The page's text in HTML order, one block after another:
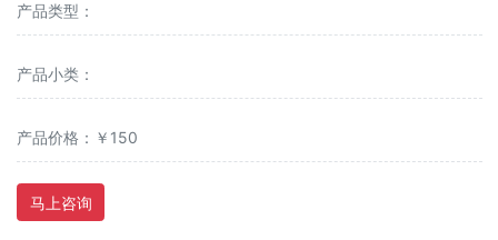
产品类型：
产品小类：
产品价格：￥150
马上咨询